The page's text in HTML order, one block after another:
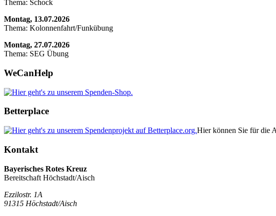
Thema: Schock
Montag, 13.07.2026
Thema: Kolonnenfahrt/Funkübung
Montag, 27.07.2026
Thema: SEG Übung
WeCanHelp
Betterplace
Hier können Sie für die
Kontakt
Bayerisches Rotes Kreuz
Bereitschaft Höchstadt/Aisch
Ezzilostr. 1A
91315 Höchstadt/Aisch